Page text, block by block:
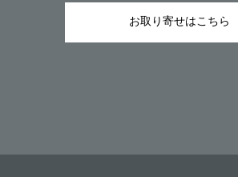
お取り寄せはこちら